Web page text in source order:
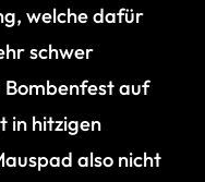
welche dafür
schwer
auf
in hitzigen
also nicht